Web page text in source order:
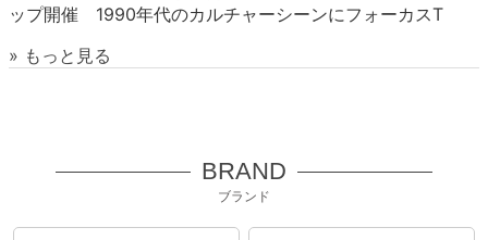
ップ開催 1990年代のカルチャーシーンにフォーカスT
» もっと見る
BRAND
ブランド